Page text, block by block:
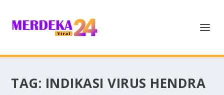
TAG: INDIKASI VIRUS HENDRA